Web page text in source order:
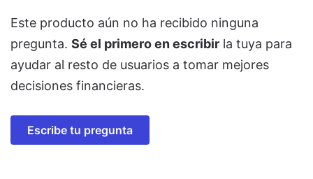
Este producto aún no ha recibido ninguna
pregunta. Sé el primero en escribir la tuya para
ayudar al resto de usuarios a tomar mejores
decisiones financieras.
Escribe tu pregunta